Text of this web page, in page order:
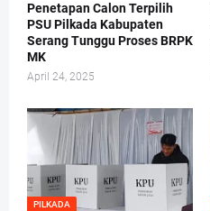
Penetapan Calon Terpilih
PSU Pilkada Kabupaten
Serang Tunggu Proses BRPK
MK
April 24, 2025
PILKADA